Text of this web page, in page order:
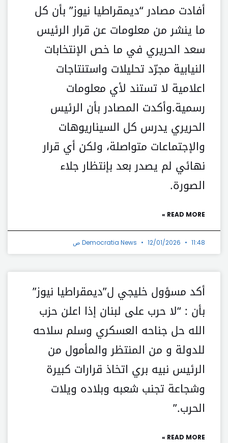
أفادت مصادر “ديمقراطيا نيوز” بأن كل
ما ينشر من معلومات عن قرار الرئيس
سعد الحريري في ما خص الإنتخابات
النيابية مجرّد تحليلات واستنتاجات
اعلامية لا تستند لأي معلومات
رسمية.وأكدت المصادر بأن الرئيس
الحريري يدرس كل السيناريوهات
والإجتماعات متواصلة، ولكن أي قرار
نهائي لم يصدر بعد بإنتظار جلاء
الصورة.
READ MORE »
Democratia News 12/01/2026 11:48 ص
أكد مسؤول خليجي ل”ديمقراطيا نيوز”
بأن : “لا حرب على لبنان إذا اعلن حزب
الله حل جناحه العسكري وسلم سلاحه
للدولة و من المنتظر والمأمول من
الرئيس نبيه بري اتخاذ قرارات كبيرة
وشجاعة تجنب شعبه وبلاده ويلات
الحرب.”
READ MORE »